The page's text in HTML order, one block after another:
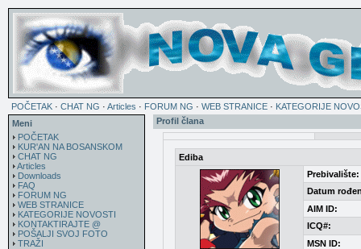
POČETAK · CHAT NG · Articles · FORUM NG · WEB STRANICE · KATEGORIJE
Meni
POČETAK
KUR'AN NA BOSANSKOM
CHAT NG
Articles
Downloads
FAQ
FORUM NG
WEB STRANICE
KATEGORIJE NOVOSTI
KONTAKTIRAJTE @
POŠALJI SVOJ FOTO
TRAŽI
Profil člana
Ediba
Prebivalište:
Datum
AIM ID:
ICQ#:
MSN ID: